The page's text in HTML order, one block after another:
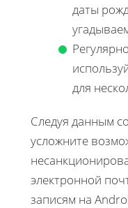
даты
для
Следуя данным
усложните
электронной
записям на